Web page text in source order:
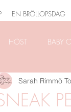
HÖST BABY
Sarah Rimmö
EN BRÖLLOPSDAG